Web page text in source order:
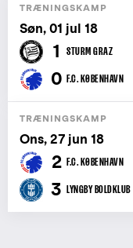
TRÆNINGSKAMP
Søn, 01 jul 18
1 STURM GRAZ
0 F.C. KØBENHAVN
TRÆNINGSKAMP
Ons, 27 jun 18
2 F.C. KØBENHAVN
3 LYNGBY BOLDKLUB